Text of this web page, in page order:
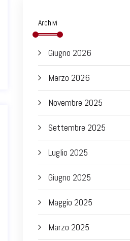
Archivi
Giugno 2026
Marzo 2026
Novembre 2025
Settembre 2025
Luglio 2025
Giugno 2025
Maggio 2025
Marzo 2025